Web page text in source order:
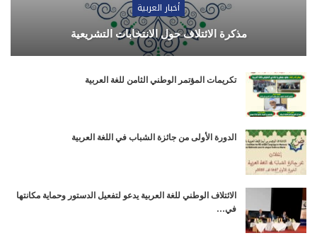
أخبار العربية
مذكرة الائتلاف حول الانتخابات التشريعية
تكريمات المؤتمر الوطني الثامن للغة العربية
الدورة الأولى من جائزة الشباب في اللغة العربية
الائتلاف الوطني للغة العربية يدعو لتفعيل الدستور وحماية مكانتها
في…